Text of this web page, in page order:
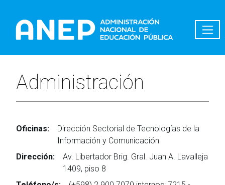
Administración
Oficinas:
Dirección Sectorial de Tecnologías de la
Información y Comunicación
Dirección:
Av. Libertador Brig. Gral. Juan A. Lavalleja
1409, piso 8